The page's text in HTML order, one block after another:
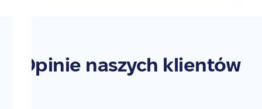
Opinie naszych klientów